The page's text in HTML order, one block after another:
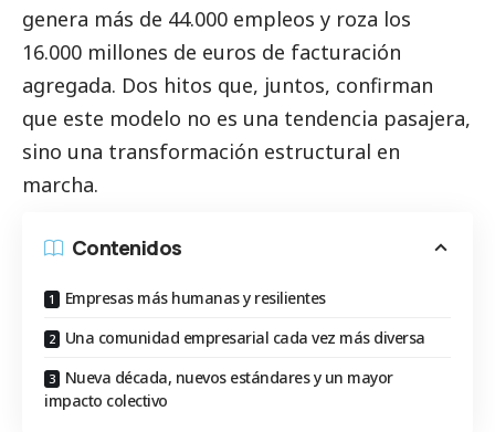
genera más de 44.000 empleos y roza los
16.000 millones de euros de facturación
agregada. Dos hitos que, juntos, confirman
que este modelo no es una tendencia pasajera,
sino una transformación estructural en
marcha.
Contenidos
Empresas más humanas y resilientes
Una comunidad empresarial cada vez más diversa
Nueva década, nuevos estándares y un mayor
impacto colectivo